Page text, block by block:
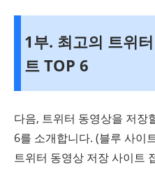
1부. 최고의 트위
트 TOP 6
다음, 트위터 동영상을 저장
6를 소개합니다. (블루 사이
트위터 동영상 저장 사이트